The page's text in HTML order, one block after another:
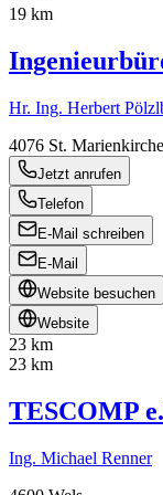
19 km
Hr. Ing. Herbert
4076 St.
Jetzt anrufen
Telefon
E-Mail schreiben
E-Mail
Website besuchen
Website
23 km
23 km
TESCOMP
Ing. Michael Renner